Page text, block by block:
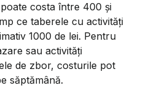
costa între 400 și
ce taberele cu activități
1000 de lei. Pentru
sau activități
de zbor, costurile pot
săptămână.